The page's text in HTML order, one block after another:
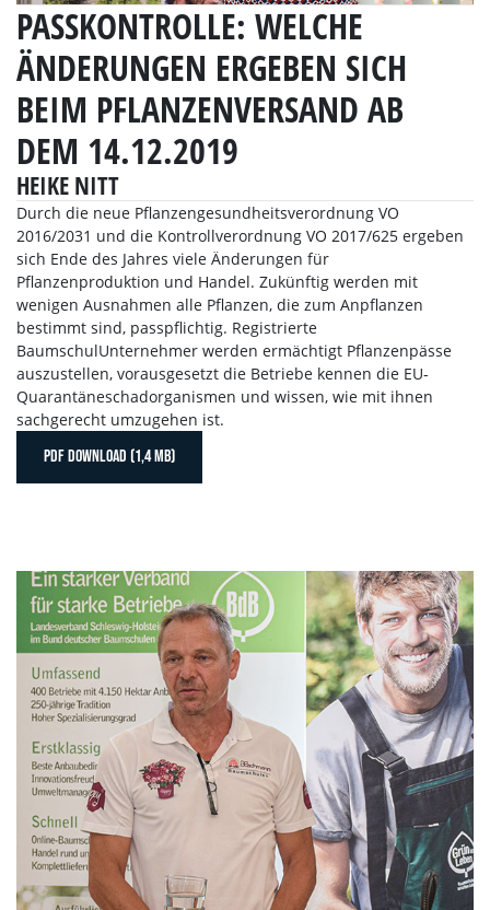
PASSKONTROLLE: WELCHE
ÄNDERUNGEN ERGEBEN SICH
BEIM PFLANZENVERSAND AB
DEM 14.12.2019
HEIKE NITT
Durch die neue Pflanzengesundheitsverordnung VO
2016/2031 und die Kontrollverordnung VO 2017/625 ergeben
sich Ende des Jahres viele Änderungen für
Pflanzenproduktion und Handel. Zukünftig werden mit
wenigen Ausnahmen alle Pflanzen, die zum Anpflanzen
bestimmt sind, passpflichtig. Registrierte
BaumschulUnternehmer werden ermächtigt Pflanzenpässe
auszustellen, vorausgesetzt die Betriebe kennen die EU-
Quarantäneschadorganismen und wissen, wie mit ihnen
sachgerecht umzugehen ist.
PDF DOWNLOAD (1,4 MB)